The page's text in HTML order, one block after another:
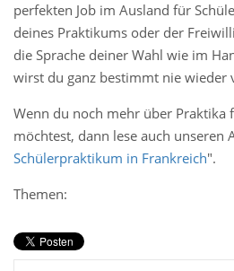
perfekten Job im Ausland für
deines Praktikums oder der
die Sprache deiner Wahl wie im
wirst du ganz bestimmt nie wieder
Wenn du noch mehr über Praktika
möchtest, dann lese auch unseren
Schülerpraktikum in Frankreich".
Themen: